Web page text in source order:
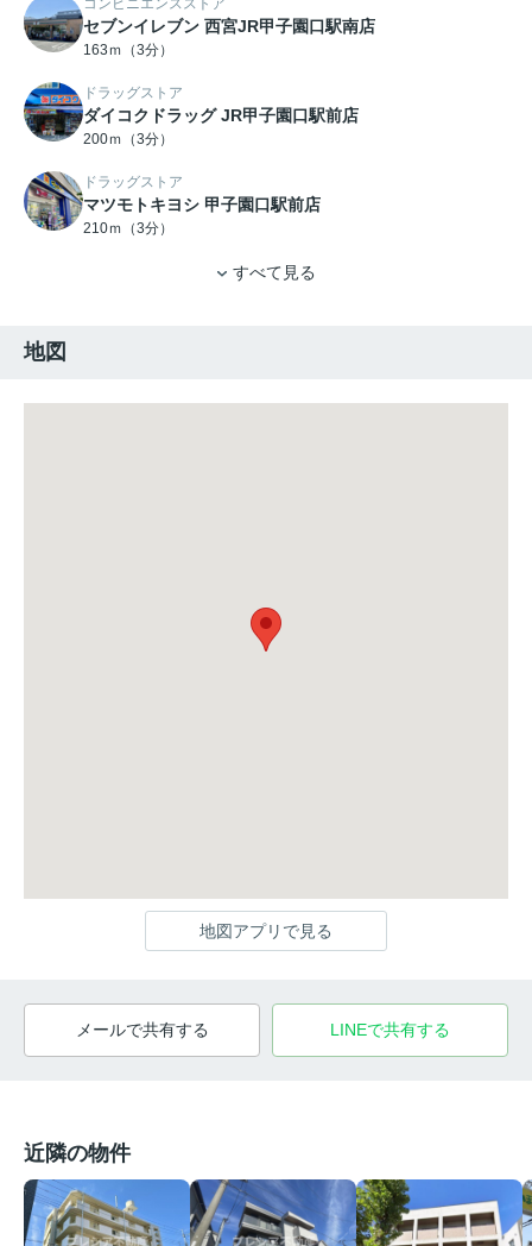
コンビニエンスストア
セブンイレブン 西宮JR甲子園口駅南店
163ｍ（3分）
ドラッグストア
ダイコクドラッグ JR甲子園口駅前店
200ｍ（3分）
ドラッグストア
マツモトキヨシ 甲子園口駅前店
210ｍ（3分）
すべて見る
地図
地図アプリで見る
メールで共有する LINEで共有する
近隣の物件